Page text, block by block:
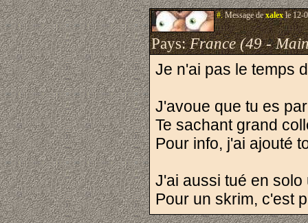
#.Message dexalexle 12-
Pays:France (49 -
Je n'ai pas le temps
J'avoue que tu es
Te sachant grand
Pour info, j'ai ajouté
J'ai aussi tué en
Pour un skrim, c'est